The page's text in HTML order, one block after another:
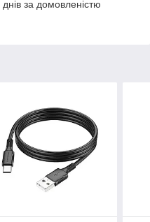
за домовленістю